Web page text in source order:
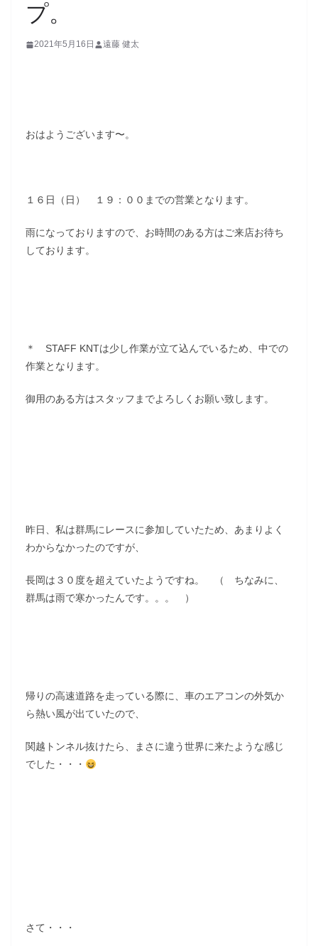
プ。
2021年5月16日 遠藤 健太
おはようございます〜。
１６日（日） １９：００までの営業となります。
雨になっておりますので、お時間のある方はご来店お待ち
しております。
＊ STAFF KNTは少し作業が立て込んでいるため、中での
作業となります。
御用のある方はスタッフまでよろしくお願い致します。
昨日、私は群馬にレースに参加していたため、あまりよく
わからなかったのですが、
長岡は３０度を超えていたようですね。 （ ちなみに、
群馬は雨で寒かったんです。。。 ）
帰りの高速道路を走っている際に、車のエアコンの外気か
ら熱い風が出ていたので、
関越トンネル抜けたら、まさに違う世界に来たような感じ
でした・・・
さて・・・